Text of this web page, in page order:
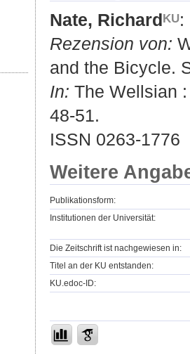
Nate, Richard
:
Rezension von:
and the Bicycle.
In: The Wellsian
48-51.
ISSN 0263-1776
Weitere
Publikationsform:
Institutionen der Universität:
Die Zeitschrift ist nachgewiesen in:
Titel an der KU entstanden:
KU.edoc-ID: